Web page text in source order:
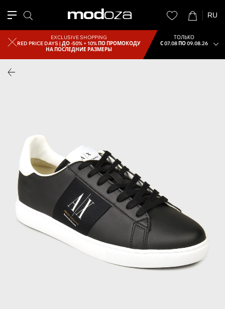
RU
EXCLUSIVE SHOPPING
RED PRICE DAYS |ДО -50% + 10% ПО ПРОМОКОДУ
НА ПОСЛЕДНИЕ РАЗМЕРЫ
ТОЛЬКО
С 07.08 ПО 09.08.26